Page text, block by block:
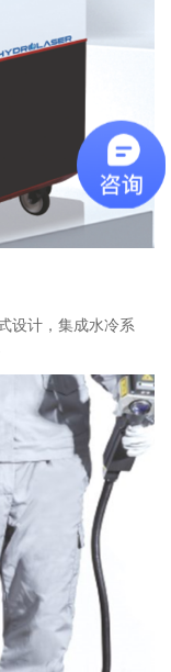
设计，集成水冷系